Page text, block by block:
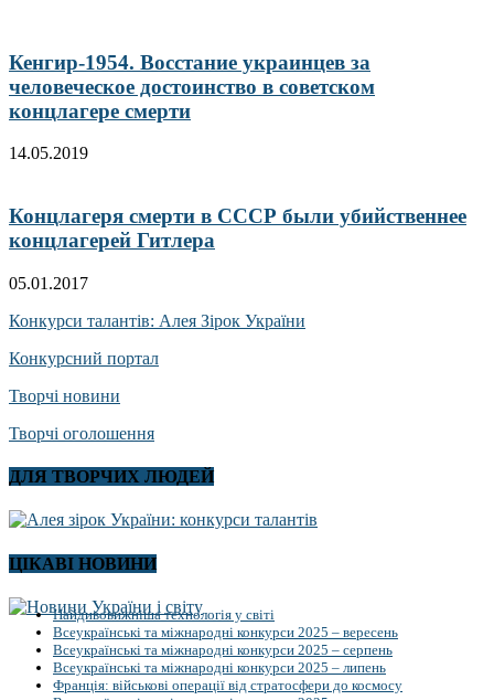
Кенгир-1954. Восстание украинцев за
человеческое достоинство в советском
концлагере смерти
14.05.2019
Концлагеря смерти в СССР были убийственнее
концлагерей Гитлера
05.01.2017
Конкурси талантів: Алея Зірок України
Конкурсний портал
Творчі новини
Творчі оголошення
ДЛЯ ТВОРЧИХ ЛЮДЕЙ
ЦІКАВІ НОВИНИ
Найдивовижніша технологія у світі
Всеукраїнські та міжнародні конкурси 2025 – вересень
Всеукраїнські та міжнародні конкурси 2025 – серпень
Всеукраїнські та міжнародні конкурси 2025 – липень
Франція: військові операції від стратосфери до космосу